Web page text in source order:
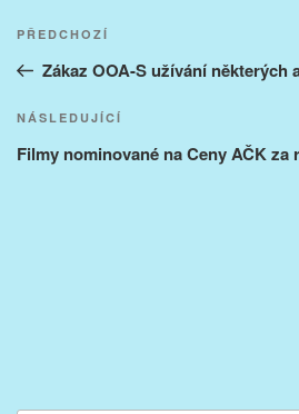
příspěvek
Předchozí
příspěvek
PŘEDCHOZÍ
Zákaz OOA-S užívání některých
Následující
příspěvek
NÁSLEDUJÍCÍ
Filmy nominované na Ceny AČK za